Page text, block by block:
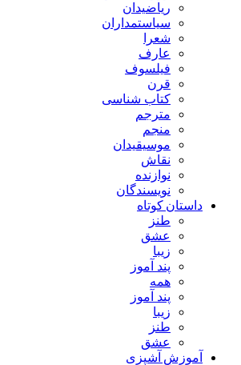
ریاضیدان
سیاستمداران
شعرا
عارف
فیلسوف
قرن
کتاب شناسی
مترجم
منجم
موسیقیدان
نقاش
نوازنده
نویسندگان
داستان کوتاه
طنز
عشق
زیبا
پند آموز
همه
پند آموز
زیبا
طنز
عشق
آموزش آشپزی